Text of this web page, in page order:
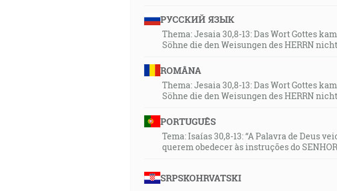
РУССКИЙ ЯЗЫК
Thema: Jesaia 30,8-13: Das Wort Gottes
Söhne die den Weisungen des HERRN
ROMÂNA
Thema: Jesaia 30,8-13: Das Wort Gottes
Söhne die den Weisungen des HERRN
PORTUGUÊS
Tema: Isaías 30,8-13: “A Palavra de Deus
querem obedecer às instruções do
SRPSKOHRVATSKI